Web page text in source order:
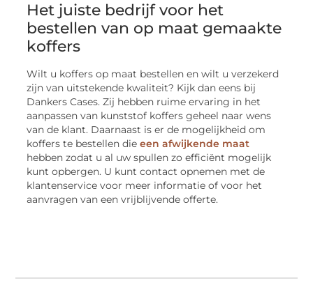
Het juiste bedrijf voor het
bestellen van op maat gemaakte
koffers
Wilt u koffers op maat bestellen en wilt u verzekerd
zijn van uitstekende kwaliteit? Kijk dan eens bij
Dankers Cases. Zij hebben ruime ervaring in het
aanpassen van kunststof koffers geheel naar wens
van de klant. Daarnaast is er de mogelijkheid om
koffers te bestellen dieeen afwijkende maat
hebben zodat u al uw spullen zo efficiënt mogelijk
kunt opbergen. U kunt contact opnemen met de
klantenservice voor meer informatie of voor het
aanvragen van een vrijblijvende offerte.